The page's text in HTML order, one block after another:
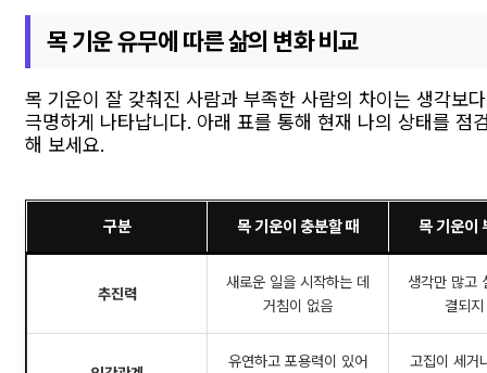
목 기운 유무에 따른 삶의 변화 비교
목 기운이 잘 갖춰진 사람과 부족한 사람의 차이는 생각보다
극명하게 나타납니다. 아래 표를 통해 현재 나의 상태를 점
해 보세요.
구분 목 기운이 충분할 때 목 기운이
추진력
새로운 일을 시작하는 데
거침이 없음
생각만 많고
결되
유연하고 포용력이 있어
고집이 세거